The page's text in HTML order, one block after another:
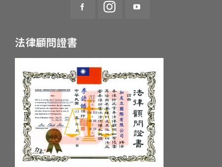
法律顧問證書